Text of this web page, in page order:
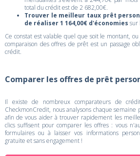
total du crédit est de 2 682,00€.
Trouver le meilleur taux prêt
de réaliser 1 164,00€ d'économies sur
Ce constat est valable quel que soit le montant,
comparaison des offres de prêt est un passage
crédit.
Comparer les offres de prêt
Il existe de nombreux comparateurs de
CheckmonCredit, nous analysons chaque
afin de vous aider à trouver rapidement les
clics suffisent pour comparer les offres : vous
formulaires ou à laisser vos informations
gratuite et sans engagement !